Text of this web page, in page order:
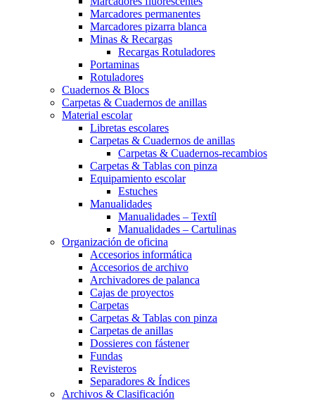
Marcadores permanentes
Marcadores pizarra blanca
Minas & Recargas
Recargas Rotuladores
Portaminas
Rotuladores
Cuadernos & Blocs
Carpetas & Cuadernos de anillas
Material escolar
Libretas escolares
Carpetas & Cuadernos de anillas
Carpetas & Cuadernos-recambios
Carpetas & Tablas con pinza
Equipamiento escolar
Estuches
Manualidades
Manualidades – Textíl
Manualidades – Cartulinas
Organización de oficina
Accesorios informática
Accesorios de archivo
Archivadores de palanca
Cajas de proyectos
Carpetas
Carpetas & Tablas con pinza
Carpetas de anillas
Dossieres con fástener
Fundas
Revisteros
Separadores & Índices
Archivos & Clasificación